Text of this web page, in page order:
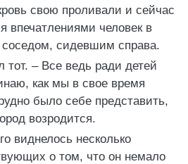
свою проливали и сейчас
впечатлениями человек в
сидевшим справа.
– Все ведь ради детей
как мы в свое время
было себе представить,
возродится.
виднелось несколько
о том, что он немало